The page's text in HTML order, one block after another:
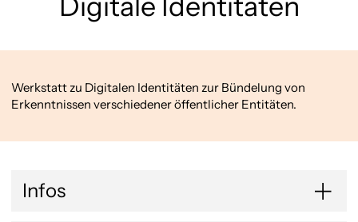
Werkstatt zu Digitalen Identitäten zur Bündelung von
Erkenntnissen verschiedener öffentlicher Entitäten.
Infos